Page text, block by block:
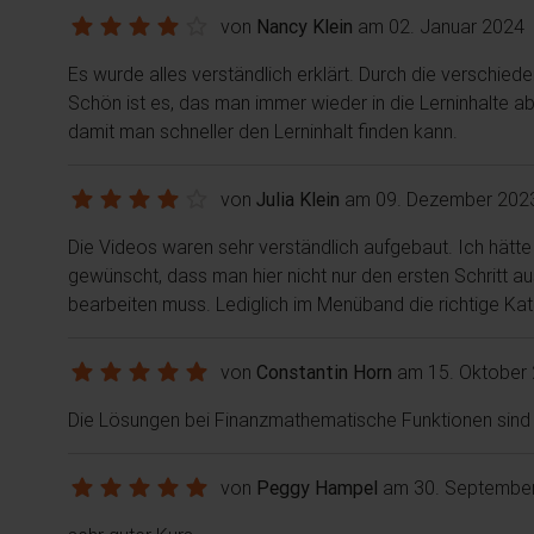
von Nancy Klein am 02. Januar 2024
Es wurde alles verständlich erklärt. Durch die
Schön ist es, das man immer wieder in die Lerninhalte
damit man schneller den Lerninhalt finden kann.
von Julia Klein am 09. Dezember
Die Videos waren sehr verständlich aufgebaut. Ich
gewünscht, dass man hier nicht nur den ersten Schritt
bearbeiten muss. Lediglich im Menüband die richtige
von Constantin Horn am 15. Oktober
Die Lösungen bei Finanzmathematische Funktionen
von Peggy Hampel am 30.